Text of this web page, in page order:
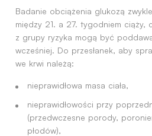
Badanie obciążenia glukozą
między 21. a 27. tygodniem ciąży,
z grupy ryzyka mogą być
wcześniej. Do przesłanek, aby
we krwi należą:
nieprawidłowa masa ciała,
nieprawidłowości przy
(przedwczesne porody,
płodów),